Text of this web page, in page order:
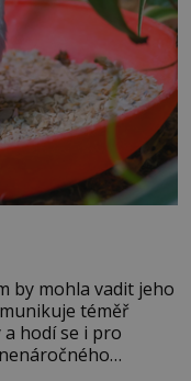
by mohla vadit jeho
téměř
hodí se i pro